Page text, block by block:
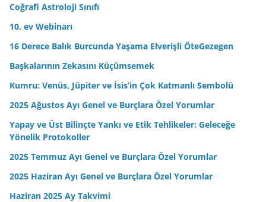
Coğrafi Astroloji Sınıfı
10. ev Webinarı
16 Derece Balık Burcunda Yaşama Elverişli ÖteGezegen
Başkalarının Zekasını Küçümsemek
Kumru: Venüs, Jüpiter ve İsis’in Çok Katmanlı Sembolü
2025 Ağustos Ayı Genel ve Burçlara Özel Yorumlar
Yapay ve Üst Bilinçte Yankı ve Etik Tehlikeler: Geleceğe
Yönelik Protokoller
2025 Temmuz Ayı Genel ve Burçlara Özel Yorumlar
2025 Haziran Ayı Genel ve Burçlara Özel Yorumlar
Haziran 2025 Ay Takvimi